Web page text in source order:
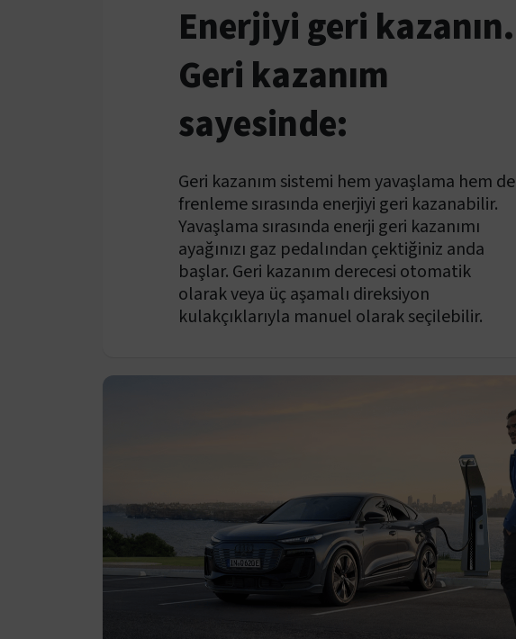
Enerjiyi geri kazanın.
Geri kazanım
sayesinde:
Geri kazanım sistemi hem yavaşlama hem de
frenleme sırasında enerjiyi geri kazanabilir.
Yavaşlama sırasında enerji geri kazanımı
ayağınızı gaz pedalından çektiğiniz anda
başlar. Geri kazanım derecesi otomatik
olarak veya üç aşamalı direksiyon
kulakçıklarıyla manuel olarak seçilebilir.